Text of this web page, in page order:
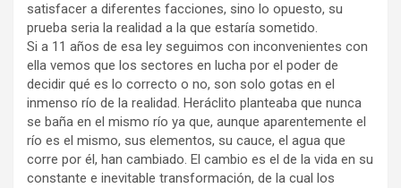
satisfacer a diferentes facciones, sino lo opuesto, su
prueba seria la realidad a la que estaría sometido.
Si a 11 años de esa ley seguimos con inconvenientes con
ella vemos que los sectores en lucha por el poder de
decidir qué es lo correcto o no, son solo gotas en el
inmenso río de la realidad. Heráclito planteaba que nunca
se baña en el mismo río ya que, aunque aparentemente el
río es el mismo, sus elementos, su cauce, el agua que
corre por él, han cambiado. El cambio es el de la vida en su
constante e inevitable transformación, de la cual los